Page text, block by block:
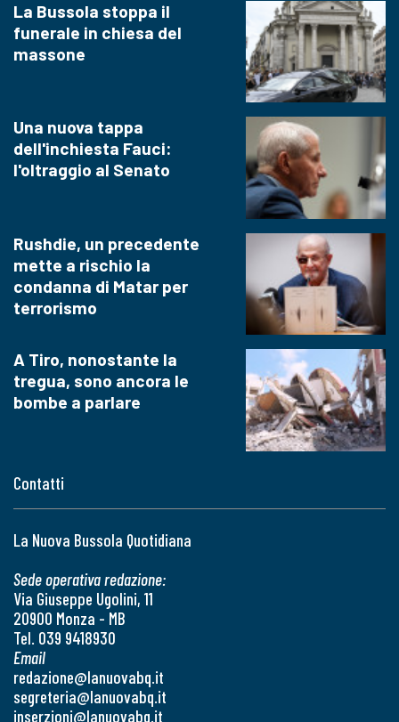
Contatti
La Nuova Bussola Quotidiana
Sede operativa redazione:
Via Giuseppe Ugolini, 11
20900 Monza - MB
Tel. 039 9418930
Email
redazione@lanuovabq.it
segreteria@lanuovabq.it
inserzioni@lanuovabq.it
La Bussola stoppa il
funerale in chiesa del
massone
Una nuova tappa
dell'inchiesta Fauci:
l'oltraggio al Senato
Rushdie, un precedente
mette a rischio la
condanna di Matar per
terrorismo
A Tiro, nonostante la
tregua, sono ancora le
bombe a parlare